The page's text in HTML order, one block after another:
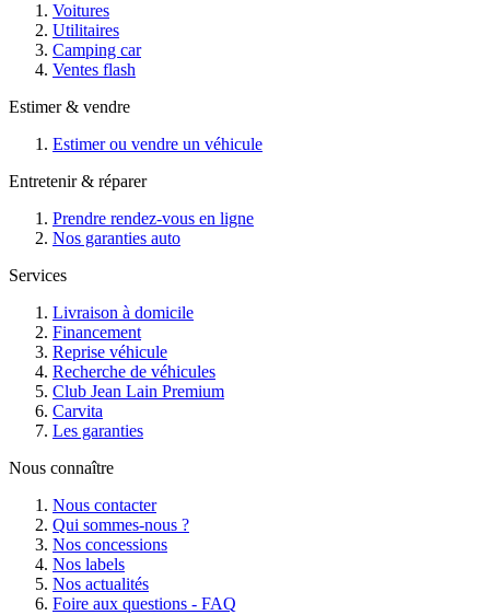
Voitures
Utilitaires
Camping car
Ventes flash
Estimer & vendre
Estimer ou vendre un véhicule
Entretenir & réparer
Prendre rendez-vous en ligne
Nos garanties auto
Services
Livraison à domicile
Financement
Reprise véhicule
Recherche de véhicules
Club Jean Lain Premium
Carvita
Les garanties
Nous connaître
Nous contacter
Qui sommes-nous ?
Nos concessions
Nos labels
Nos actualités
Foire aux questions - FAQ